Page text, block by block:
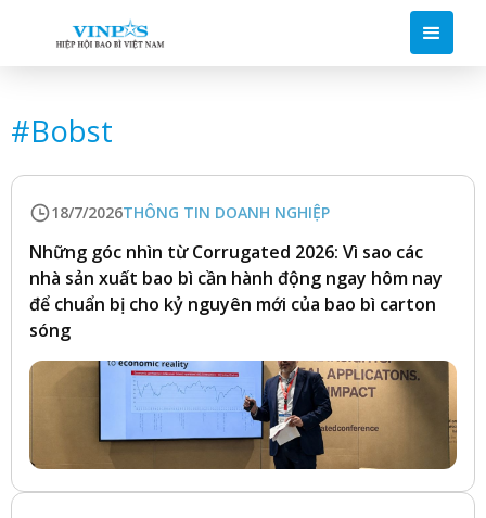
#Bobst
18/7/2026THÔNG TIN DOANH NGHIỆP
Những góc nhìn từ Corrugated 2026: Vì sao các
nhà sản xuất bao bì cần hành động ngay hôm nay
để chuẩn bị cho kỷ nguyên mới của bao bì carton
sóng